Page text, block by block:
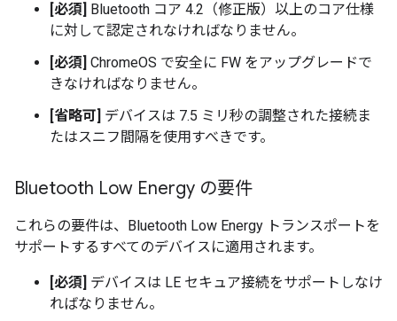
[必須] Bluetooth コア 4.2（修正版）以上のコア仕様
に対して認定されなければなりません。
[必須] ChromeOS で安全に FW をアップグレードで
きなければなりません。
[省略可] デバイスは 7.5 ミリ秒の調整された接続ま
たはスニフ間隔を使用すべきです。
Bluetooth Low Energy の要件
これらの要件は、Bluetooth Low Energy トランスポートを
サポートするすべてのデバイスに適用されます。
[必須] デバイスは LE セキュア接続をサポートしなけ
ればなりません。